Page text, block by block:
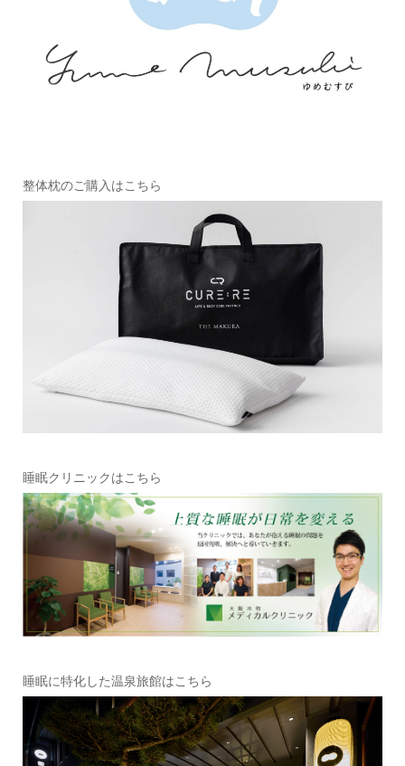
整体枕のご購入はこちら
睡眠クリニックはこちら
睡眠に特化した温泉旅館はこちら